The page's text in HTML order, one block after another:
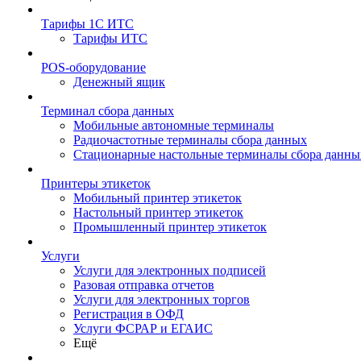
Тарифы 1С ИТС
Тарифы ИТС
POS-оборудование
Денежный ящик
Терминал сбора данных
Мобильные автономные терминалы
Радиочастотные терминалы сбора данных
Стационарные настольные терминалы сбора
Принтеры этикеток
Мобильный принтер этикеток
Настольный принтер этикеток
Промышленный принтер этикеток
Услуги
Услуги для электронных подписей
Разовая отправка отчетов
Услуги для электронных торгов
Регистрация в ОФД
Услуги ФСРАР и ЕГАИС
Ещё